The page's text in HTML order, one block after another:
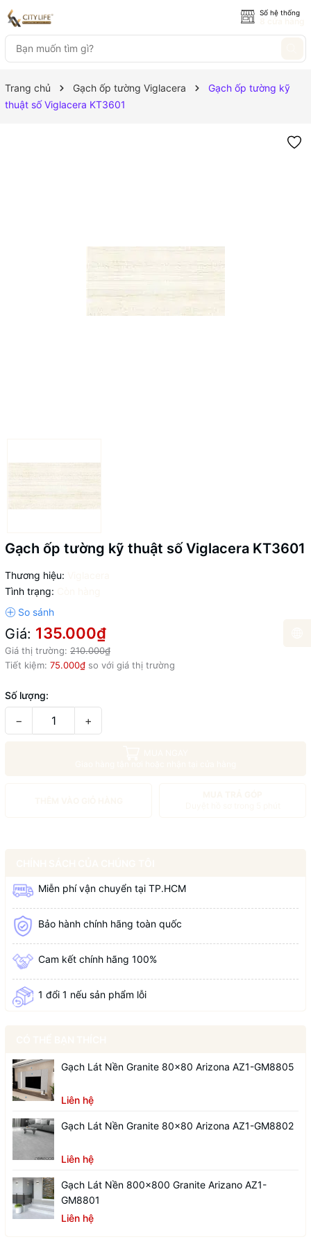
Số hệ thống
Trang chủ Gạch ốp tường Viglacera
Gạch ốp tường kỹ
thuật số Viglacera KT3601
Gạch ốp tường kỹ thuật số Viglacera KT3601
Thương hiệu:
Tình trạng:
Giá: 135.000₫
Giá thị trường: 210.000₫
Tiết kiệm: 75.000₫ so với giá thị trường
Số lượng:
− +
Miễn phí vận chuyển tại TP.HCM
Bảo hành chính hãng toàn quốc
Cam kết chính hãng 100%
1 đổi 1 nếu sản phẩm lỗi
Gạch Lát Nền Granite 80x80 Arizona AZ1-GM8805
Liên hệ
Gạch Lát Nền Granite 80x80 Arizona AZ1-GM8802
Liên hệ
Gạch Lát Nền 800x800 Granite Arizano AZ1-
GM8801
Liên hệ